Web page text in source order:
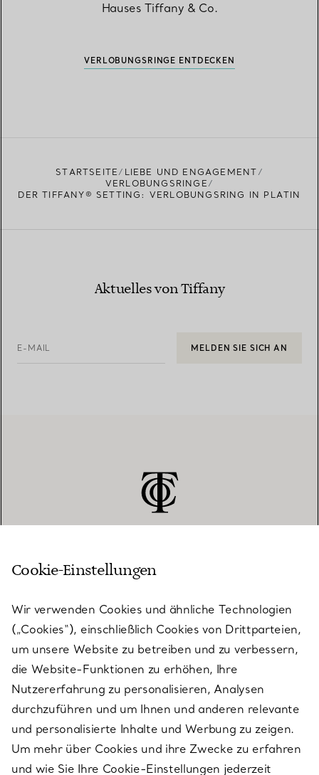
Hauses Tiffany & Co.
VERLOBUNGSRINGE ENTDECKEN
STARTSEITE
LIEBE UND ENGAGEMENT
VERLOBUNGSRINGE
DER TIFFANY® SETTING: VERLOBUNGSRING IN PLATIN
Aktuelles von Tiffany
E-MAIL MELDEN SIE SICH AN
KUNDENSERVICE
SERVICES
ÜBER TIFFANY & CO.
RECHTLICHE HINWEISE
Cookie-Einstellungen
Wir verwenden Cookies und ähnliche Technologien
(„Cookies“), einschließlich Cookies von Drittparteien,
um unsere Website zu betreiben und zu verbessern,
die Website-Funktionen zu erhöhen, Ihre
Nutzererfahrung zu personalisieren, Analysen
durchzuführen und um Ihnen und anderen relevante
und personalisierte Inhalte und Werbung zu zeigen.
Um mehr über Cookies und ihre Zwecke zu erfahren
und wie Sie Ihre Cookie-Einstellungen jederzeit